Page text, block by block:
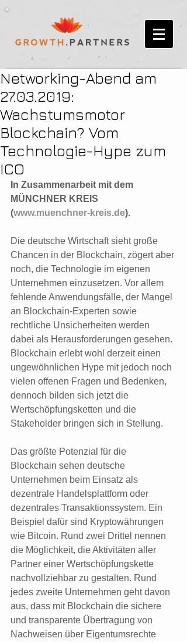
Networking-Abend am
27.03.2019:
Wachstumsmotor
Blockchain? Vom
Technologie-Hype zum
ICO
In Zusammenarbeit mit dem
MÜNCHNER KREIS
(www.muenchner-kreis.de).
Die deutsche Wirtschaft sieht große
Chancen in der Blockchain, zögert aber
noch, die Technologie im eigenen
Unternehmen einzusetzen. Vor allem
fehlende Anwendungsfälle, der Mangel
an Blockchain-Experten sowie
rechtliche Unsicherheiten werden
dabei als Herausforderungen gesehen.
Blockchain erlebt wohl derzeit einen
ungewöhnlichen Hype mit jedoch noch
vielen offenen Fragen und Bedenken,
dennoch bilden sich jetzt die
Wertschöpfungsketten und die
Stakeholder bringen sich in Stellung.
Das größte Potenzial für die
Blockchain sehen deutsche
Unternehmen beim Einsatz als
dezentrale Handelsplattform oder
dezentrales Transaktionssystem. Ein
Beispiel dafür sind Kryptowährungen
wie Bitcoin. Rund zwei Drittel nennen
die Möglichkeit, die Aktivitäten aller
Partner einer Wertschöpfungskette
nachvollziehbar zu gestalten. Rund
jedes zweite Unternehmen geht davon
aus, dass mit Blockchain die sichere
und transparente Übertragung von
Nachweisen über Eigentumsrechte